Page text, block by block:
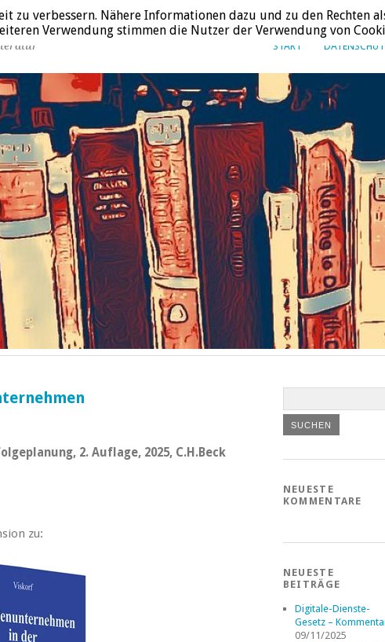
START
2. Auflage, 2025, C.H.Beck
zu:
NEUESTE
KOMMENTARE
NEUESTE
BEITRÄGE
Digitale-Dienste-
Gesetz –
09/11/2025
zu verbessern. Nähere Informationen dazu und zu den Rechten
Verwendung stimmen die Nutzer der Verwendung von